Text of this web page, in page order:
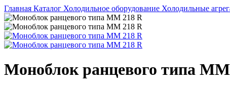
Главная Каталог Холодильное оборудование Холодильные
Моноблок ранцевого типа